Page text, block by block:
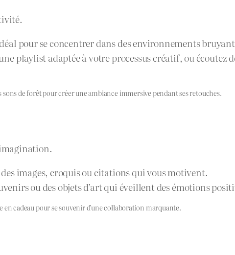
pour se concentrer dans des environnements
playlist adaptée à votre processus créatif, ou
de forêt pour créer une ambiance immersive pendant ses retouches.
images, croquis ou citations qui vous motivent.
ou des objets d’art qui éveillent des émotions
cadeau pour se souvenir d’une collaboration marquante.